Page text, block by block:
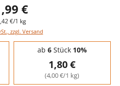
€
€/1 kg
zzgl. Versand
ab 6Stück 10%
1,80 €
(4,00 €/1 kg)